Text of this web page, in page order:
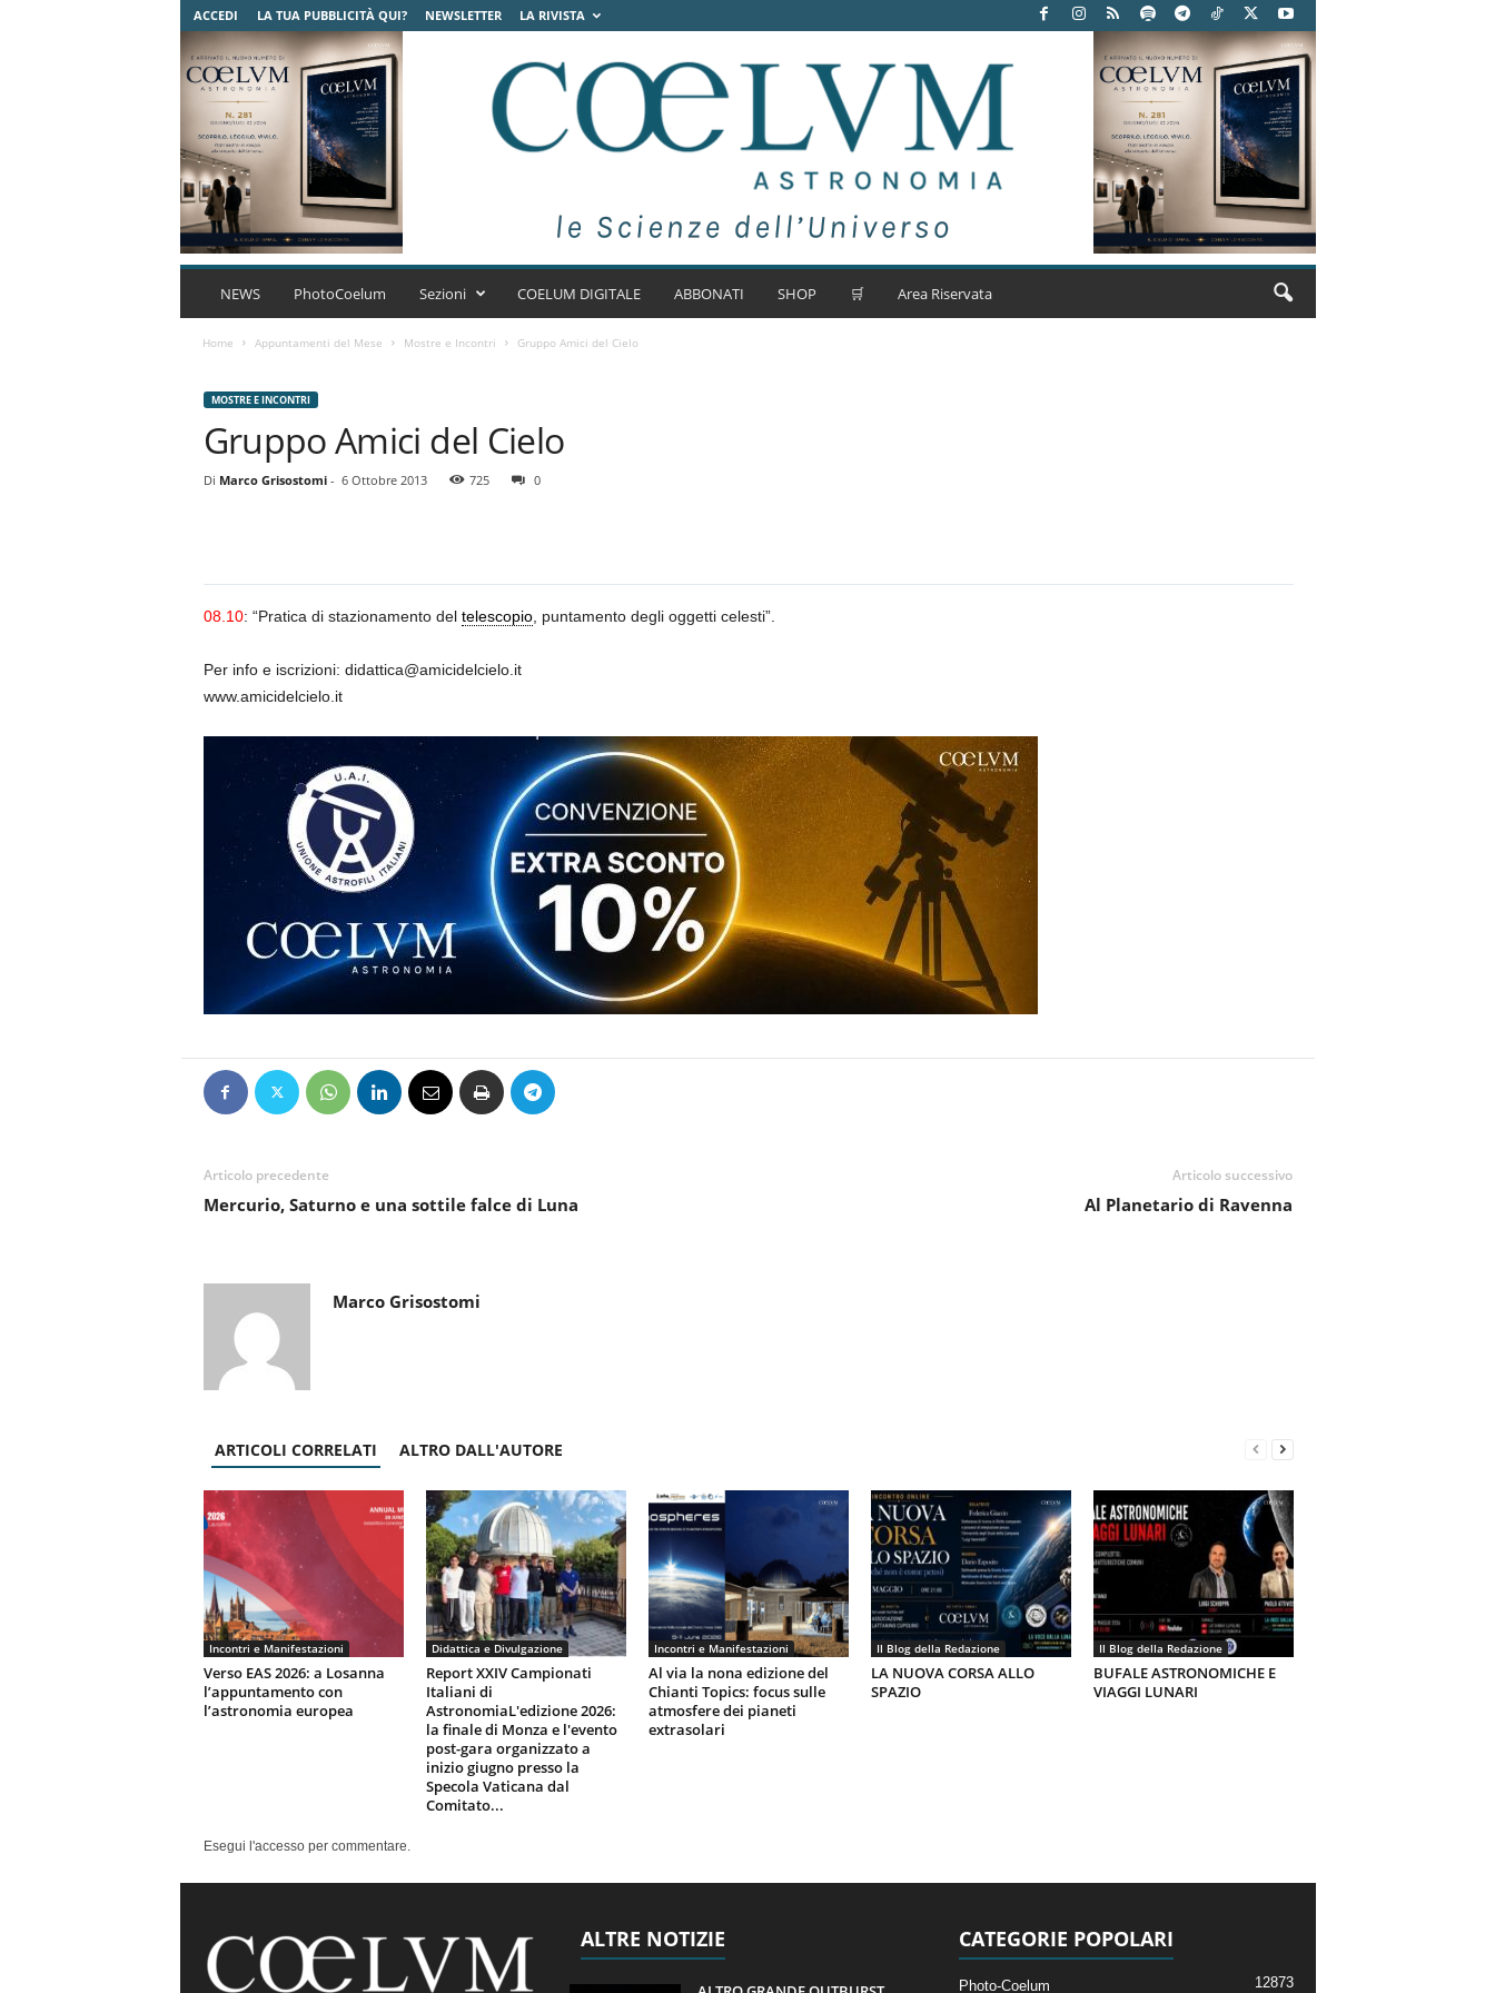
ACCEDI LA TUA PUBBLICITÀ QUI? NEWSLETTER LA RIVISTA
C
t
r
a
NEWS PhotoCoelum Sezioni COELUM DIGITALE ABBONATI SHOP 🛒 Area Riservata
Home Appuntamenti del Mese Mostre e Incontri Gruppo Amici del Cielo
MOSTRE E INCONTRI
Gruppo Amici del Cielo
Di Marco Grisostomi- 6 Ottobre 2013 725 0
08.10: “Pratica di stazionamento del telescopio, puntamento degli oggetti celesti”.
Per info e iscrizioni: didattica@amicidelcielo.it
www.amicidelcielo.it
Articolo precedente
Mercurio, Saturno e una sottile falce di Luna
Articolo successivo
Al Planetario di Ravenna
Marco Grisostomi
ARTICOLI CORRELATI ALTRO DALL'AUTORE
Incontri e Manifestazioni
Verso EAS 2026: a Losanna
l’appuntamento con
l’astronomia europea
Didattica e Divulgazione
Report XXIV Campionati
Italiani di
AstronomiaL'edizione 2026:
la finale di Monza e l'evento
post-gara organizzato a
inizio giugno presso la
Specola Vaticana dal
Comitato...
Incontri e Manifestazioni
Al via la nona edizione del
Chianti Topics: focus sulle
atmosfere dei pianeti
extrasolari
Il Blog della Redazione
LA NUOVA CORSA ALLO
SPAZIO
Il Blog della Redazione
BUFALE ASTRONOMICHE E
VIAGGI LUNARI
Esegui l'accesso per commentare.
ALTRE NOTIZIE CATEGORIE POPOLARI
Photo-Coelum 12873